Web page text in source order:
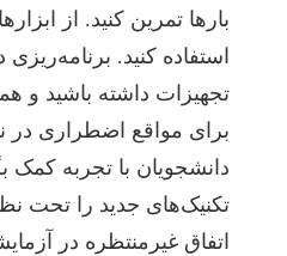
بارها تمرین کنید. از ابزارها و
استفاده کنید. برنامه‌ریزی دقیق
تجهیزات داشته باشید و همیشه
برای مواقع اضطراری در نظر
دانشجویان با تجربه کمک
تکنیک‌های جدید را تحت نظر آن‌ها
اتفاق غیرمنتظره در آزمایشگاه